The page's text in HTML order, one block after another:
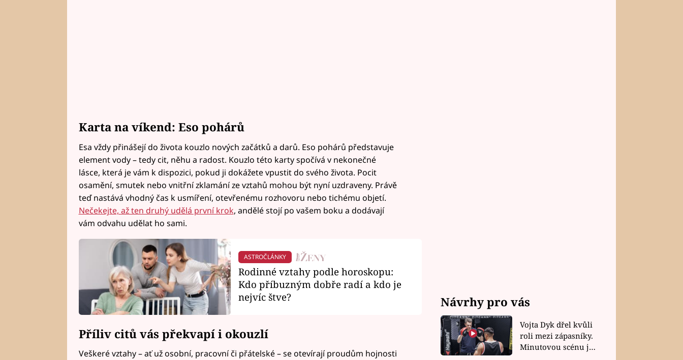
Karta na víkend: Eso pohárů
Esa vždy přinášejí do života kouzlo nových začátků a darů. Eso pohárů představuje
element vody – tedy cit, něhu a radost. Kouzlo této karty spočívá v nekonečné
lásce, která je vám k dispozici, pokud ji dokážete vpustit do svého života. Pocit
osamění, smutek nebo vnitřní zklamání ze vztahů mohou být nyní uzdraveny. Právě
teď nastává vhodný čas k usmíření, otevřenému rozhovoru nebo tichému objetí.
Nečekejte, až ten druhý udělá první krok, andělé stojí po vašem boku a dodávají
vám odvahu udělat ho sami.
ASTROČLÁNKY
Rodinné vztahy podle horoskopu:
Kdo příbuzným dobře radí a kdo je
nejvíc štve?
Příliv citů vás překvapí i okouzlí
Veškeré vztahy – ať už osobní, pracovní či přátelské – se otevírají proudům hojnosti
Návrhy pro vás
Vojta Dyk dřel kvůli
roli mezi zápasníky.
Minutovou scénu jel